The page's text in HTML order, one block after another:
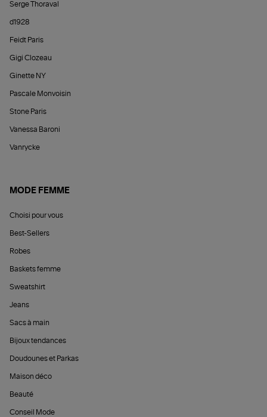
Serge Thoraval
d1928
Feidt Paris
Gigi Clozeau
Ginette NY
Pascale Monvoisin
Stone Paris
Vanessa Baroni
Vanrycke
MODE FEMME
Choisi pour vous
Best-Sellers
Robes
Baskets femme
Sweatshirt
Jeans
Sacs à main
Bijoux tendances
Doudounes et Parkas
Maison déco
Beauté
Conseil Mode